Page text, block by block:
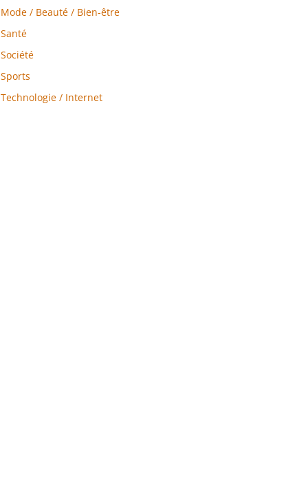
Mode / Beauté / Bien-être
Santé
Société
Sports
Technologie / Internet